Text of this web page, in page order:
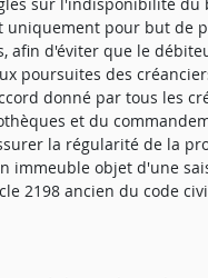
uniquement pour but de
afin d'éviter que le
poursuites des
donné par tous les
et du
la régularité de la
immeuble objet d'une
2198 ancien du code